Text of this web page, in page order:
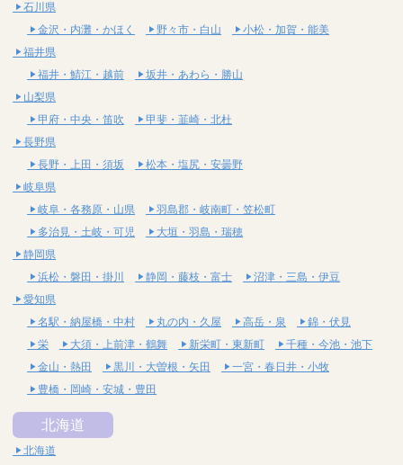
石川県
金沢・内灘・かほく
野々市・白山
小松・加賀・能美
福井県
福井・鯖江・越前
坂井・あわら・勝山
山梨県
甲府・中央・笛吹
甲斐・韮崎・北杜
長野県
長野・上田・須坂
松本・塩尻・安曇野
岐阜県
岐阜・各務原・山県
羽島郡・岐南町・笠松町
多治見・土岐・可児
大垣・羽島・瑞穂
静岡県
浜松・磐田・掛川
静岡・藤枝・富士
沼津・三島・伊豆
愛知県
名駅・納屋橋・中村
丸の内・久屋 高岳・泉
錦・伏見
栄
大須・上前津・鶴舞 新栄町・東新町
千種・今池・池下
金山・熱田
黒川・大曽根・矢田
一宮・春日井・小牧
豊橋・岡崎・安城・豊田
北海道
北海道